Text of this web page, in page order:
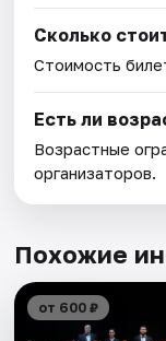
Сколько
Стоимость
Есть ли
Возрастные
организаторов.
Похожие
от 600 ₽